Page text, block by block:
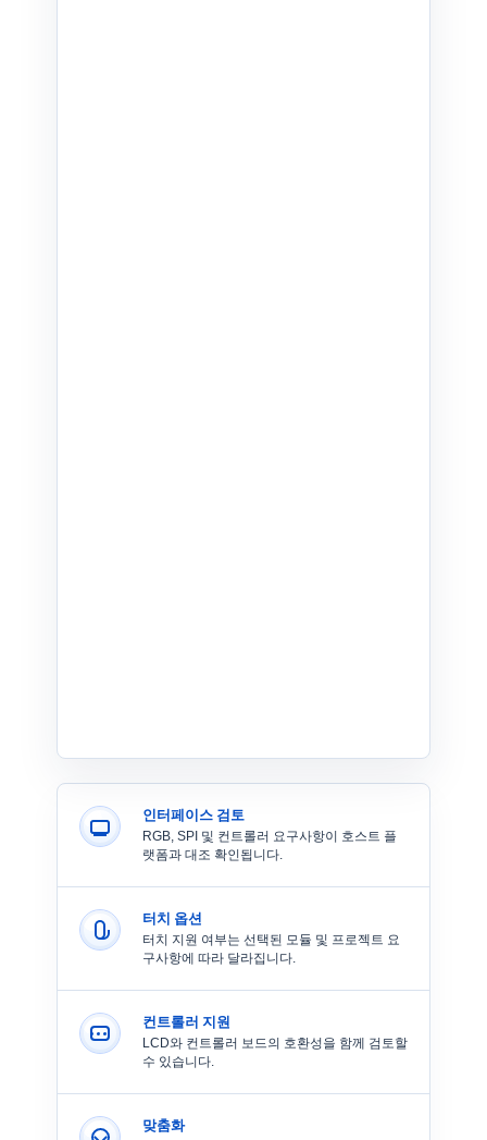
인터페이스 검토
RGB, SPI 및 컨트롤러 요구사항이 호스트 플
랫폼과 대조 확인됩니다.
터치 옵션
터치 지원 여부는 선택된 모듈 및 프로젝트 요
구사항에 따라 달라집니다.
컨트롤러 지원
LCD와 컨트롤러 보드의 호환성을 함께 검토할
수 있습니다.
맞춤화